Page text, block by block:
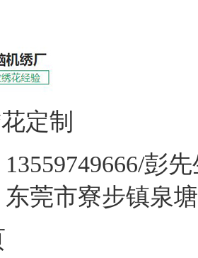
定制
彭先
莞市寮步镇泉